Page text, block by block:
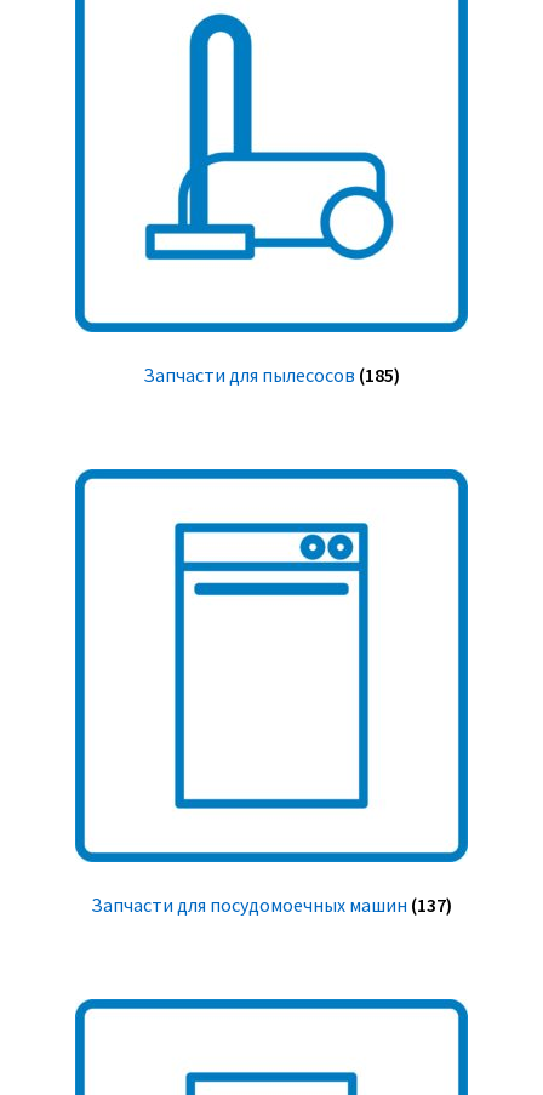
Запчасти для пылесосов (185)
Запчасти для посудомоечных машин (137)